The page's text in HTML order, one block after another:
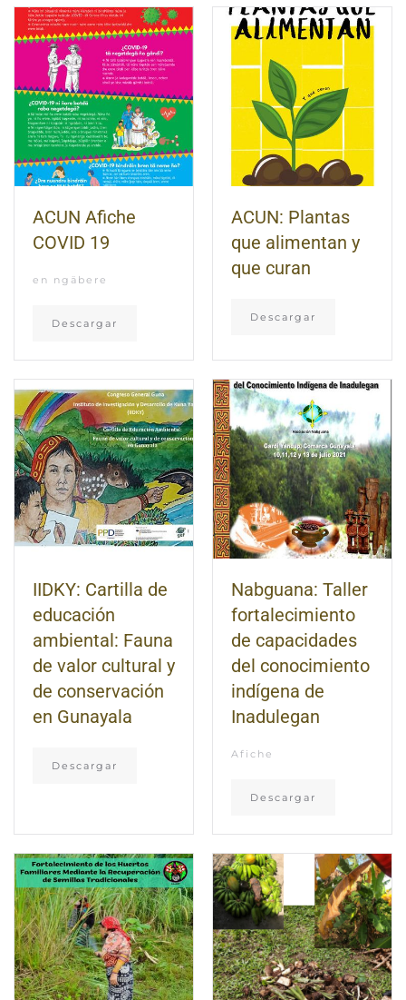
ACUN Afiche
COVID 19
en ngäbere
Descargar
ACUN: Plantas
que alimentan y
que curan
Descargar
IIDKY: Cartilla de
educación
ambiental: Fauna
de valor cultural y
de conservación
en Gunayala
Descargar
Nabguana: Taller
fortalecimiento
de capacidades
del conocimiento
indígena de
Inadulegan
Afiche
Descargar